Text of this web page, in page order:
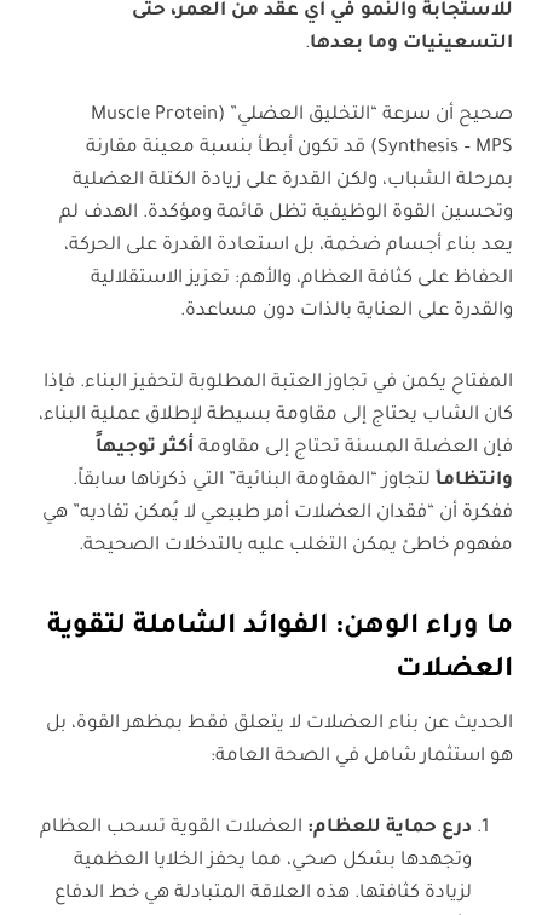
للاستجابة والنمو في أي عقد من العمر، حتى
التسعينيات وما بعدها.
صحيح أن سرعة “التخليق العضلي” (Muscle Protein
Synthesis – MPS) قد تكون أبطأ بنسبة معينة مقارنة
بمرحلة الشباب، ولكن القدرة على زيادة الكتلة العضلية
وتحسين القوة الوظيفية تظل قائمة ومؤكدة. الهدف لم
يعد بناء أجسام ضخمة، بل استعادة القدرة على الحركة،
الحفاظ على كثافة العظام، والأهم: تعزيز الاستقلالية
والقدرة على العناية بالذات دون مساعدة.
المفتاح يكمن في تجاوز العتبة المطلوبة لتحفيز البناء. فإذا
كان الشاب يحتاج إلى مقاومة بسيطة لإطلاق عملية البناء،
فإن العضلة المسنة تحتاج إلى مقاومة أكثر توجيهاً
وانتظاما ً لتجاوز “المقاومة البنائية” التي ذكرناها سابقاً.
ففكرة أن “فقدان العضلات أمر طبيعي لا يُمكن تفاديه” هي
مفهوم خاطئ يمكن التغلب عليه بالتدخلات الصحيحة.
ما وراء الوهن: الفوائد الشاملة لتقوية
العضلات
الحديث عن بناء العضلات لا يتعلق فقط بمظهر القوة، بل
هو استثمار شامل في الصحة العامة:
درع حماية للعظام: العضلات القوية تسحب العظام
وتجهدها بشكل صحي، مما يحفز الخلايا العظمية
لزيادة كثافتها. هذه العلاقة المتبادلة هي خط الدفاع